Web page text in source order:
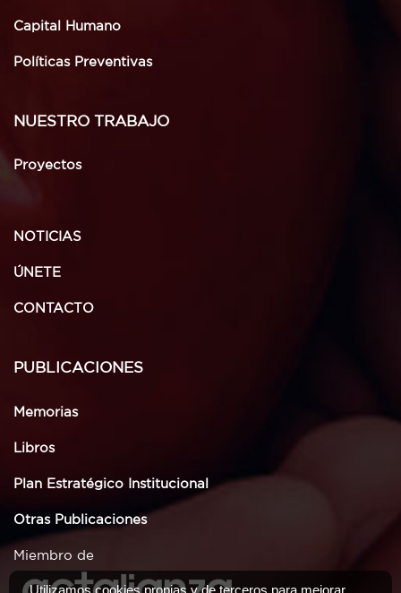
Capital Humano
Políticas Preventivas
NUESTRO TRABAJO
Proyectos
NOTICIAS
ÚNETE
CONTACTO
PUBLICACIONES
Memorias
Libros
Plan Estratégico Institucional
Otras Publicaciones
Miembro de
Utilizamos cookies propias y de terceros para mejorar